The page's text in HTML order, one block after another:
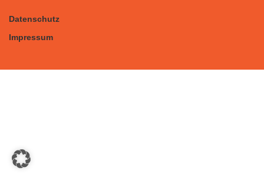
Datenschutz
Impressum